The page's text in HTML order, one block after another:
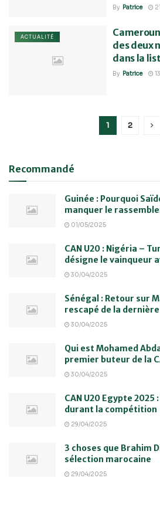
By Patrice
ACTUALITÉ
des deux
dans la
By Patrice
1 2
Recommandé
Guinée : Pourquoi
manquer le
01/05/2025
CAN U20 : Nigéria –
désigne le vainqueur
30/04/2025
Sénégal : Retour sur
rescapé de la dernière
30/04/2025
Qui est Mohamed
premier buteur de la
30/04/2025
CAN U20 Egypte 2025
durant la compétition
29/04/2025
3 choses que Brahim
sélection marocaine
29/04/2025